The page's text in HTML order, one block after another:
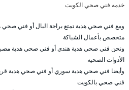
خدمه فني صحي الكويت
ومع فني صحي هدية تمتع براجة البال أو فني
متخصص بأعمال الشباكة
ونحن فني صحي هدية هندي أو فني صحي هدية
الأدوات الصحيه
وأيضا فني صحي هدية سوري أو فني صحي هدية
فني صحي بالكويت